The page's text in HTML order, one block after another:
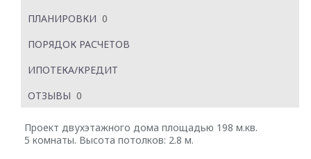
ПЛАНИРОВКИ 0
ПОРЯДОК РАСЧЕТОВ
ИПОТЕКА/КРЕДИТ
ОТЗЫВЫ 0
Проект двухэтажного дома площадью 198 м.кв.
5 комнаты. Высота потолков: 2.8 м.